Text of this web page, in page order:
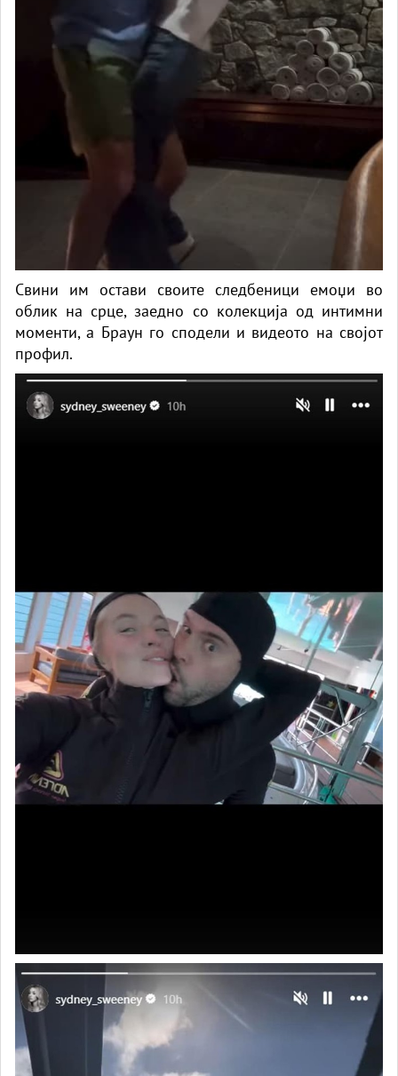
Свини им остави своите следбеници емоџи во
облик на срце, заедно со колекција од интимни
моменти, а Браун го сподели и видеото на својот
профил.